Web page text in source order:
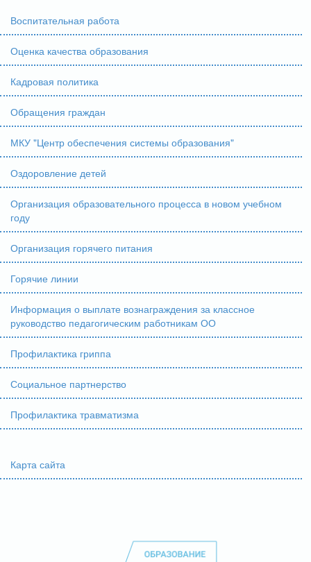
Воспитательная работа
Оценка качества образования
Кадровая политика
Обращения граждан
МКУ "Центр обеспечения системы образования"
Оздоровление детей
Организация образовательного процесса в новом учебном
году
Организация горячего питания
Горячие линии
Информация о выплате вознаграждения за классное
руководство педагогическим работникам ОО
Профилактика гриппа
Социальное партнерство
Профилактика травматизма
Карта сайта